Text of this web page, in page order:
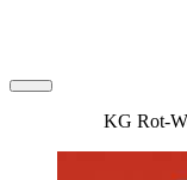
KG Rot-